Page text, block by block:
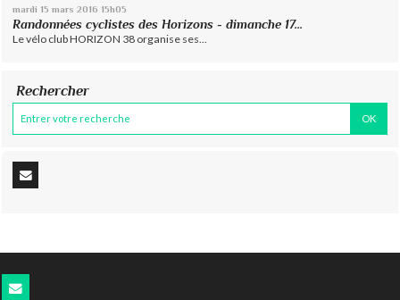
mardi 15 mars 2016 15h05
Randonnées cyclistes des Horizons - dimanche 17...
Le vélo club HORIZON 38 organise ses...
Rechercher